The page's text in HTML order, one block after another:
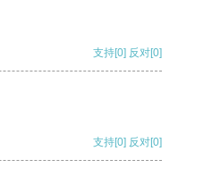
支持[0] 反对[0]
支持[0] 反对[0]